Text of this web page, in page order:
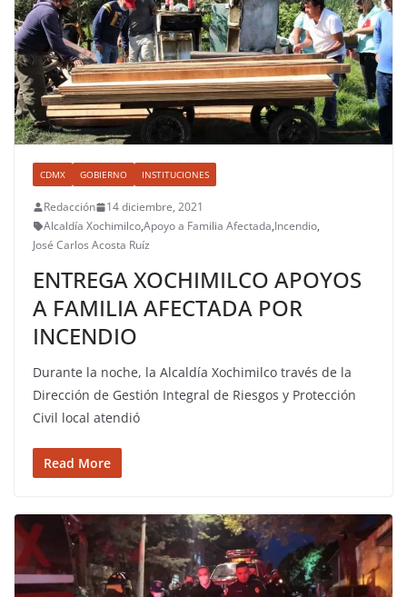
CDMX GOBIERNO INSTITUCIONES
Redacción
14 diciembre, 2021
Alcaldía Xochimilco,Apoyo a Familia Afectada,Incendio,
José Carlos Acosta Ruíz
ENTREGA XOCHIMILCO APOYOS
A FAMILIA AFECTADA POR
INCENDIO
Durante la noche, la Alcaldía Xochimilco través de la
Dirección de Gestión Integral de Riesgos y Protección
Civil local atendió
Read More